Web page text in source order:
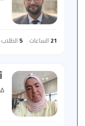
21 الساعات 5الطلاب